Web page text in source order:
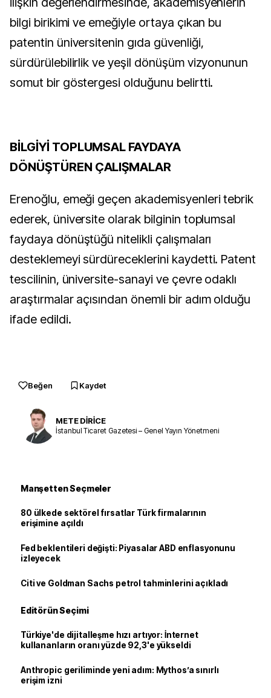
bilgi birikimi ve emeğiyle ortaya çıkan bu
patentin üniversitenin gıda güvenliği,
sürdürülebilirlik ve yeşil dönüşüm vizyonunun
somut bir göstergesi olduğunu belirtti.
BİLGİYİ TOPLUMSAL FAYDAYA
DÖNÜŞTÜREN ÇALIŞMALAR
Erenoğlu, emeği geçen akademisyenleri tebrik
ederek, üniversite olarak bilginin toplumsal
faydaya dönüştüğü nitelikli çalışmaları
desteklemeyi sürdüreceklerini kaydetti. Patent
tescilinin, üniversite-sanayi ve çevre odaklı
araştırmalar açısından önemli bir adım olduğu
ifade edildi.
Beğen Kaydet
METE DİRİCE
İstanbul Ticaret Gazetesi – Genel Yayın Yönetmeni
Manşetten Seçmeler
80 ülkede sektörel fırsatlar Türk firmalarının
erişimine açıldı
Fed beklentileri değişti: Piyasalar ABD enflasyonunu
izleyecek
Citi ve Goldman Sachs petrol tahminlerini açıkladı
Editörün Seçimi
Türkiye'de dijitalleşme hızı artıyor: İnternet
kullananların oranı yüzde 92,3'e yükseldi
Anthropic geriliminde yeni adım: Mythos’a sınırlı
erişim izni